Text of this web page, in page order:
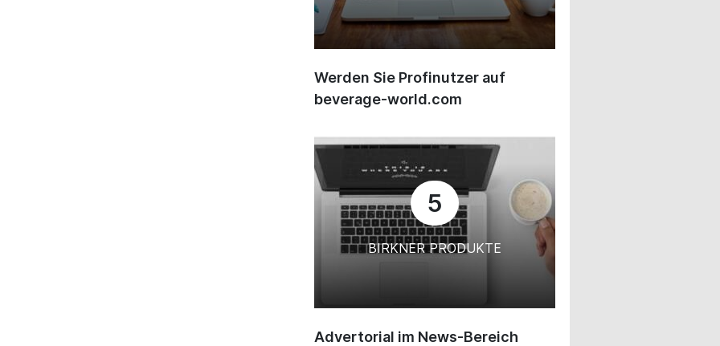
Werden Sie Profinutzer auf
beverage-world.com
5
BIRKNER PRODUKTE
Advertorial im News-Bereich